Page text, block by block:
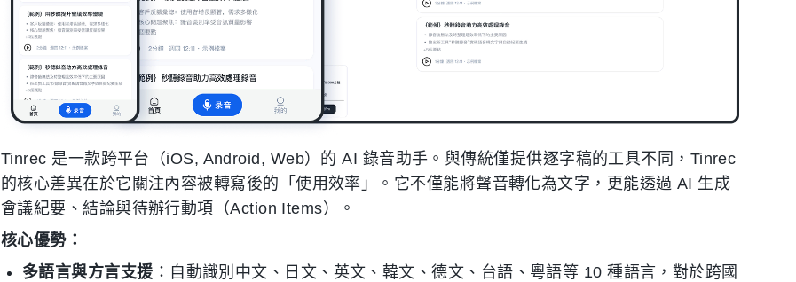
Tinrec 是一款跨平台（iOS, Android, Web）的 AI 錄音助手。與傳統僅提供逐字稿的工具不同，Tinrec
的核心差異在於它關注內容被轉寫後的「使用效率」。它不僅能將聲音轉化為文字，更能透過 AI 生成
會議紀要、結論與待辦行動項（Action Items）。
核心優勢：
多語言與方言支援 ：自動識別中文、日文、英文、韓文、德文、台語、粵語等 10 種語言，對於跨國